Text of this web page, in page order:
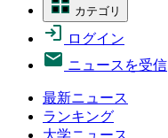
カテゴリ
ログイン
ニュースを受信
最新ニュース
ランキング
大学ニュース